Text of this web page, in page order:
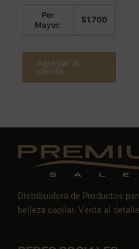
Por
Mayor:
$1.700
Agregar al
carrito
Distribuidora de Productos
belleza capilar. Venta al